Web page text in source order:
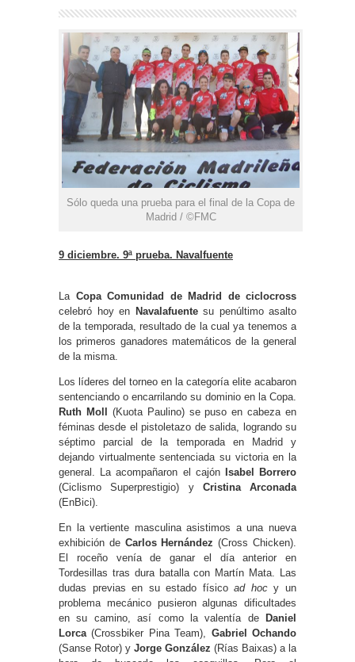
Sólo queda una prueba para el final de la Copa de
Madrid / ©FMC
9 diciembre. 9ª prueba. Navalfuente
La Copa Comunidad de Madrid de ciclocross
celebró hoy en Navalafuentesu penúltimo asalto
de la temporada, resultado de la cual ya tenemos a
los primeros ganadores matemáticos de la general
de la misma.
Los líderes del torneo en la categoría elite acabaron
sentenciando o encarrilando su dominio en la Copa.
Ruth Moll
(Kuota Paulino) se puso en cabeza en
féminas desde el pistoletazo de salida, logrando su
séptimo parcial de la temporada en Madrid y
dejando virtualmente sentenciada su victoria en la
general. La acompañaron el cajón
Isabel Borrero
(Ciclismo Superprestigio) y Cristina Arconada
(EnBici).
En la vertiente masculina asistimos a una nueva
exhibición de Carlos Hernández (Cross Chicken).
El roceño venía de ganar el día anterior en
Tordesillas tras dura batalla con Martín Mata. Las
dudas previas en su estado físicoad hocy un
problema mecánico pusieron algunas dificultades
en su camino, así como la valentía de
Daniel
Lorca(Crossbiker Pina Team), Gabriel Ochando
(Sanse Rotor) y Jorge González (Rías Baixas) a la